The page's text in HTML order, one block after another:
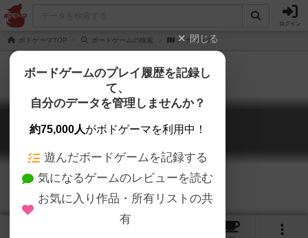
ログイン
ボドゲーマTOP ボードゲームの検索 パナマックス
パナマックス
Panamax
閉じる
ボードゲームのプレイ履歴を記録し
て、
自分のデータを管理しませんか？
約75,000人がボドゲーマを利用中！
遊んだボードゲームを記録する
気になるゲームのレビューを読む
お気に入り作品・所有リストの共
有